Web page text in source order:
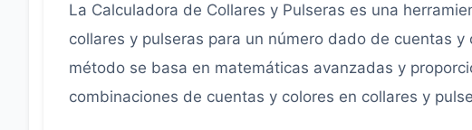
La Calculadora de Collares y Pulseras es una
collares y pulseras para un número dado de cuentas
método se basa en matemáticas avanzadas y
combinaciones de cuentas y colores en collares y